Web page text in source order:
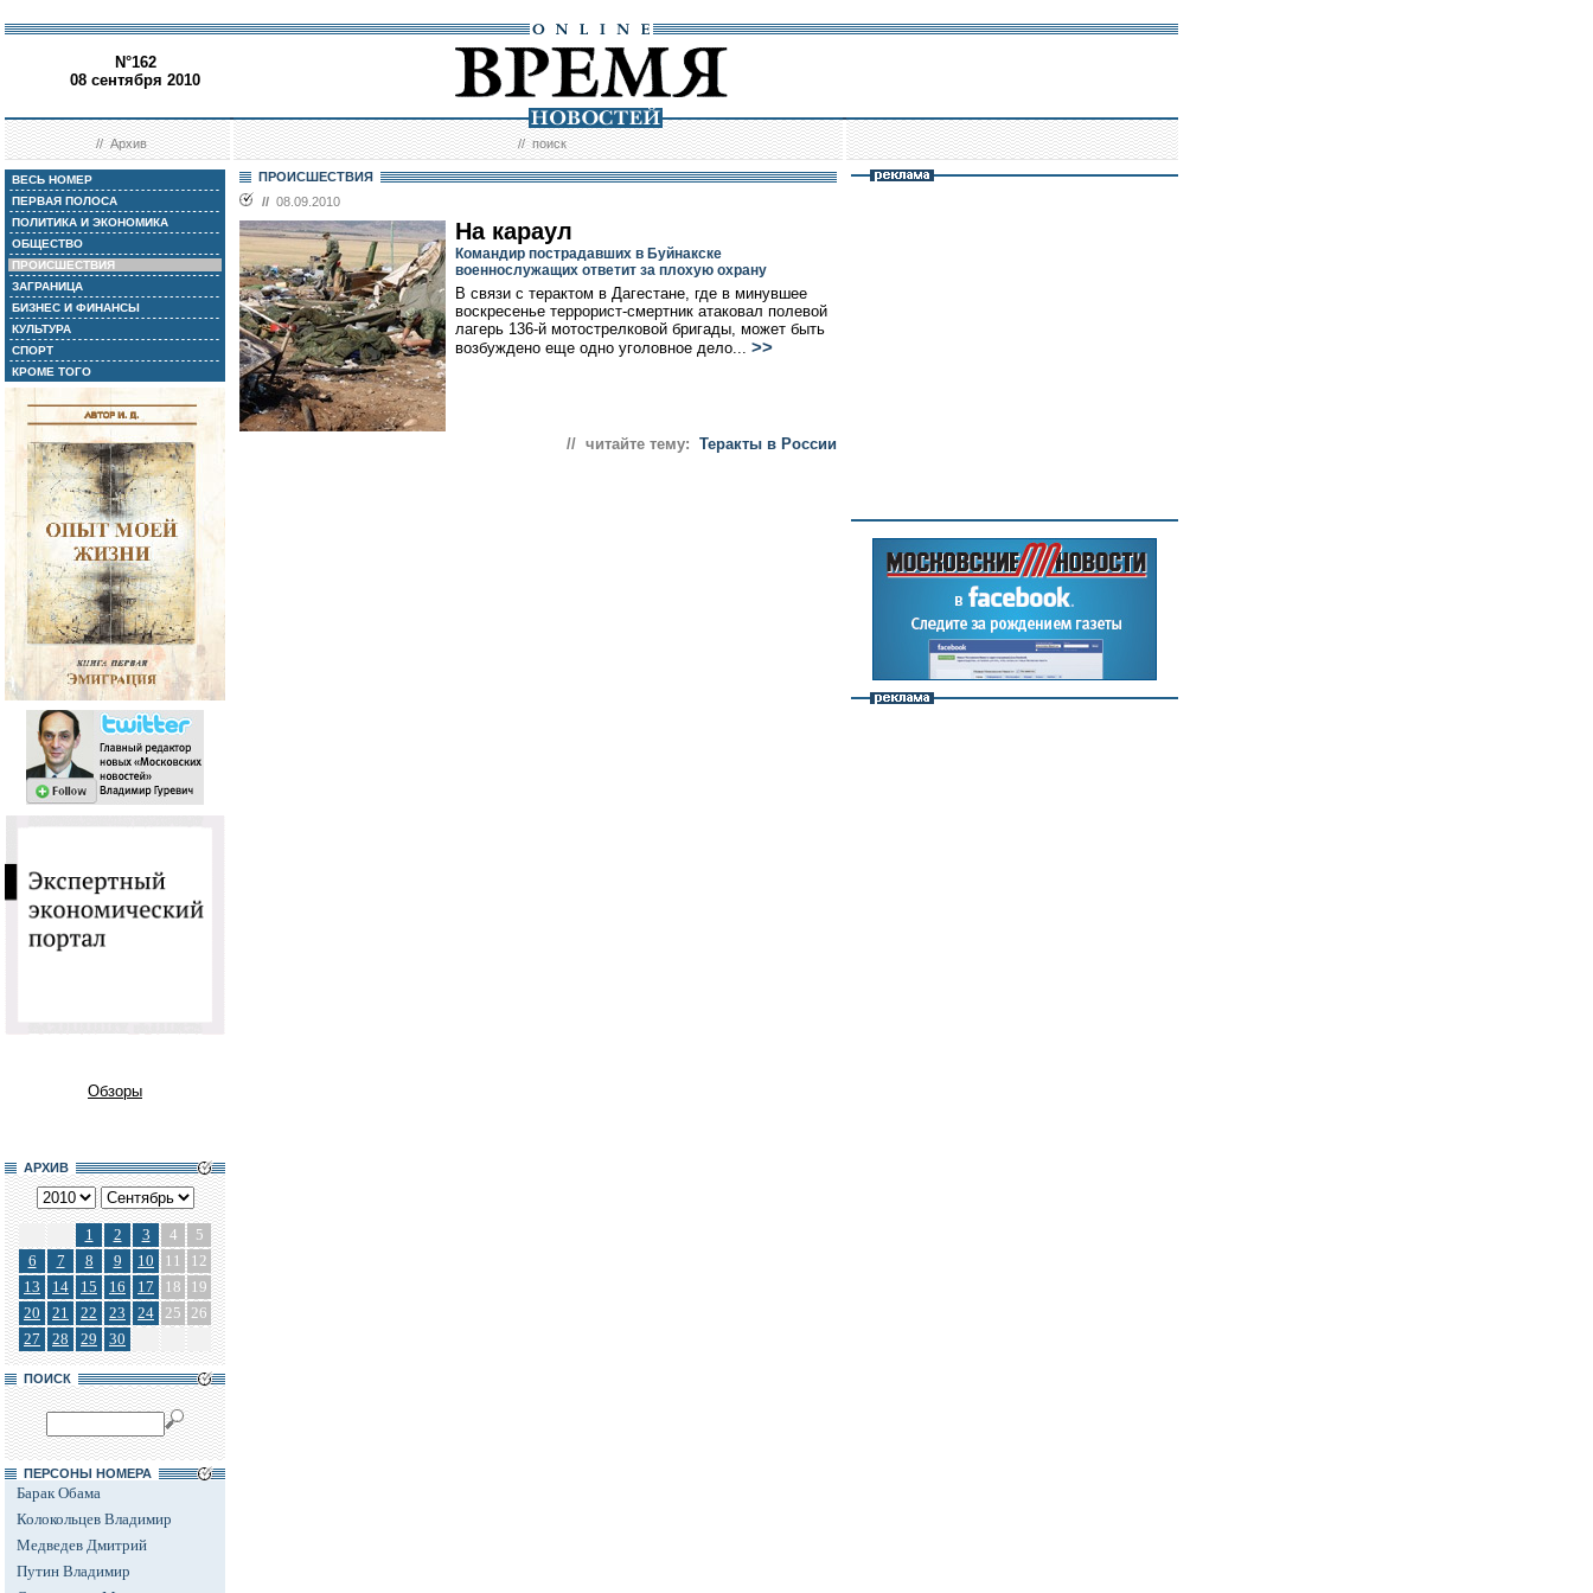
N°162
08 сентября 2010
//Архив //поиск
ВЕСЬ НОМЕР
ПЕРВАЯ ПОЛОСА
ПОЛИТИКА И ЭКОНОМИКА
ОБЩЕСТВО
ПРОИСШЕСТВИЯ
ЗАГРАНИЦА
БИЗНЕС И ФИНАНСЫ
КУЛЬТУРА
СПОРТ
КРОМЕ ТОГО
Обзоры
АРХИВ
1 2 3 4
5
6
7 8 9 10 11
12
13
14 15 16 17 18
19
20
21 22 23 24 25 26
27
28 29 30
ПОИСК
ПЕРСОНЫ НОМЕРА
Барак Обама
Колокольцев Владимир
Медведев Дмитрий
Путин Владимир
ПРОИСШЕСТВИЯ
// 08.09.2010
На караул
Командир пострадавших в Буйнакске
военнослужащих ответит за плохую охрану
В связи с терактом в Дагестане, где в минувшее
воскресенье террорист-смертник атаковал полевой
лагерь 136-й мотострелковой бригады, может быть
возбуждено еще одно уголовное дело... >>
// читайте тему: Теракты в России